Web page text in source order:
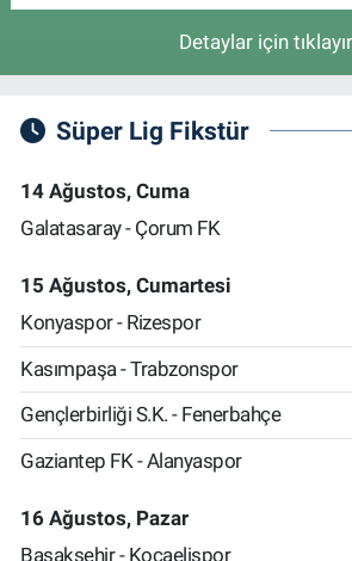
Detaylar için
Süper Lig Fikstür
14 Ağustos, Cuma
Galatasaray - Çorum FK
15 Ağustos, Cumartesi
Konyaspor - Rizespor
Kasımpaşa - Trabzonspor
Gençlerbirliği S.K. - Fenerbahçe
Gaziantep FK - Alanyaspor
16 Ağustos, Pazar
Başakşehir - Kocaelispor